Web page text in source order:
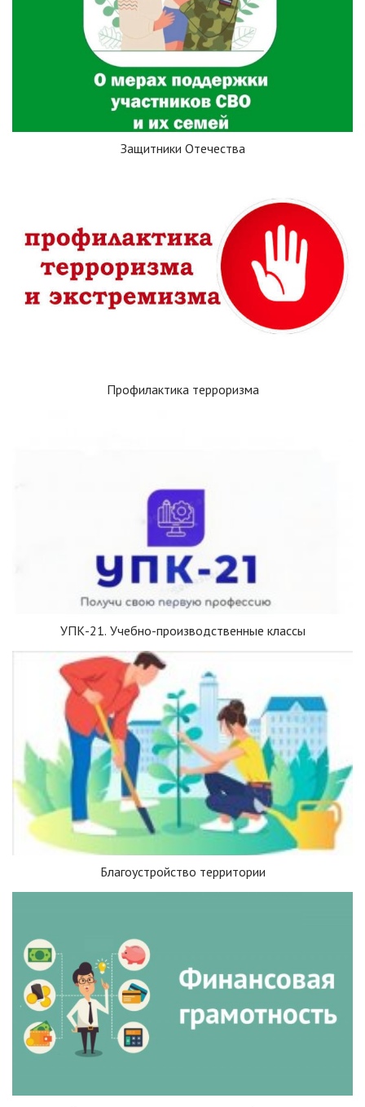
Защитники Отечества
Профилактика терроризма
УПК-21. Учебно-производственные классы
Благоустройство территории